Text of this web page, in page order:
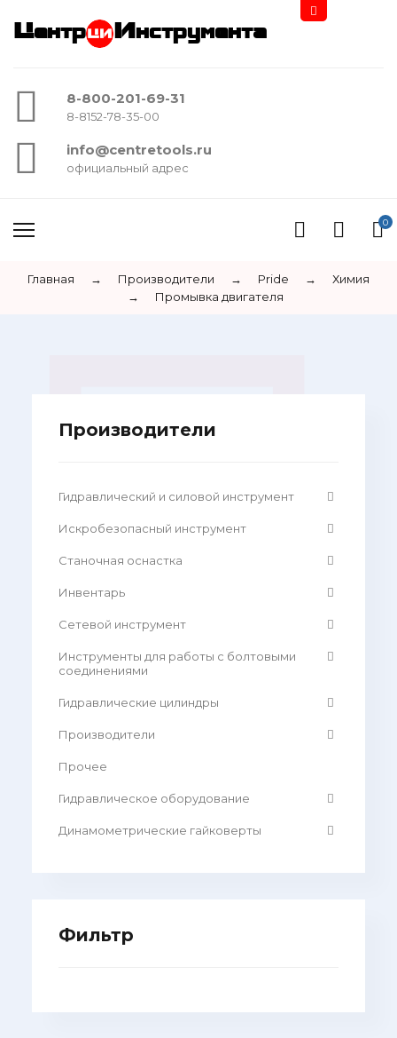
Центр Инструмента
8-800-201-69-31
8-8152-78-35-00
info@centretools.ru
официальный адрес
0
Главная → Производители → Pride →
Химия
→
Промывка двигателя
Производители
Гидравлический и силовой инструмент
Искробезопасный инструмент
Станочная оснастка
Инвентарь
Сетевой инструмент
Инструменты для работы с болтовыми
соединениями
Гидравлические цилиндры
Производители
Прочее
Гидравлическое оборудование
Динамометрические гайковерты
Фильтр